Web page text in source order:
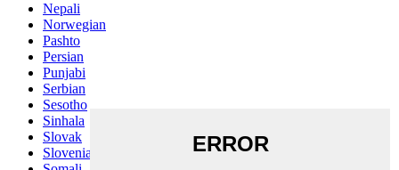
Nepali
Norwegian
Pashto
Persian
Punjabi
Serbian
Sesotho
Sinhala
Slovak
Slovenian